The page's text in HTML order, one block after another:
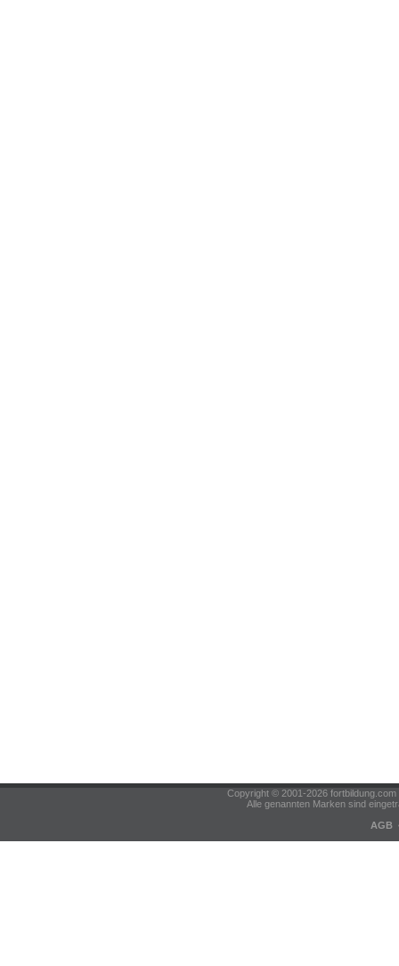
Copyright © 2001-2026
Alle genannten Marken sind
AGB